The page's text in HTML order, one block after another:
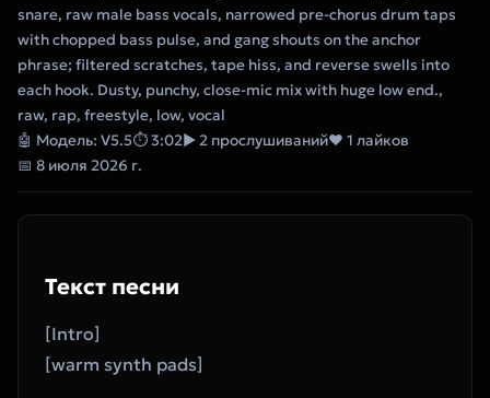
snare, raw male bass vocals, narrowed pre-chorus drum taps
with chopped bass pulse, and gang shouts on the anchor
phrase; filtered scratches, tape hiss, and reverse swells into
each hook. Dusty, punchy, close-mic mix with huge low end.,
raw, rap, freestyle, low, vocal
🤖 Модель: V5.5⏱ 3:02▶ 2 прослушиваний❤ 1 лайков
📅 8 июля 2026 г.
Текст песни
[Intro]
[warm synth pads]